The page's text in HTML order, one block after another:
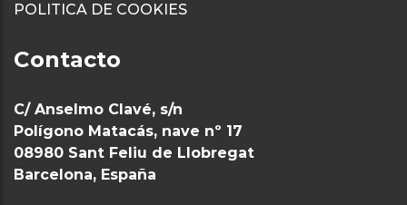
POLITICA DE COOKIES
Contacto
C/ Anselmo Clavé, s/n
Polígono Matacás, nave nº 17
08980 Sant Feliu de Llobregat
Barcelona, España